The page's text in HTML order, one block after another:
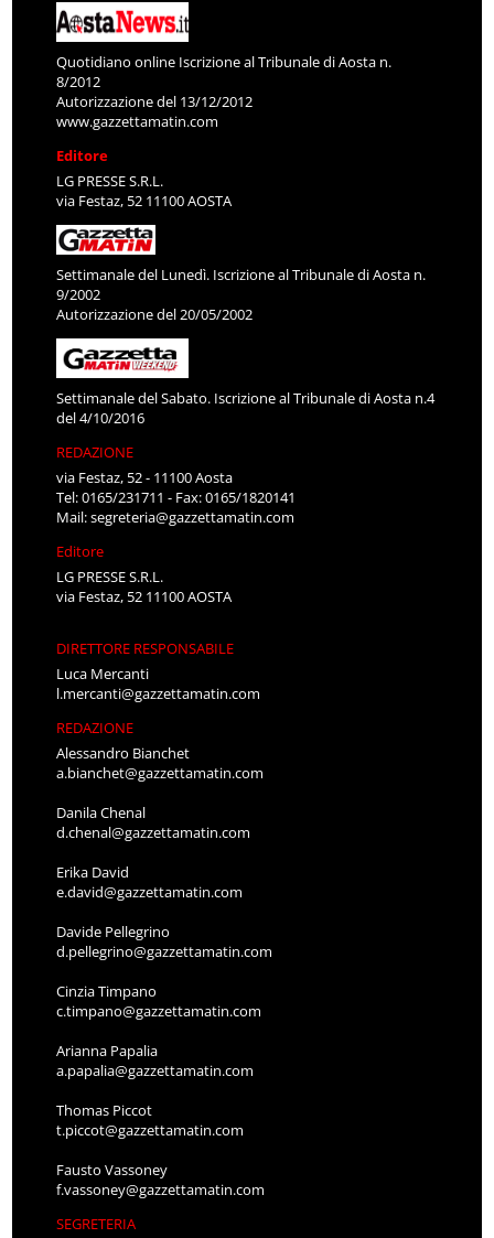
Quotidiano online Iscrizione al Tribunale di Aosta n.
8/2012
Autorizzazione del 13/12/2012
www.gazzettamatin.com
Editore
LG PRESSE S.R.L.
via Festaz, 52 11100 AOSTA
Settimanale del Lunedì. Iscrizione al Tribunale di Aosta n.
9/2002
Autorizzazione del 20/05/2002
Settimanale del Sabato. Iscrizione al Tribunale di Aosta n.4
del 4/10/2016
REDAZIONE
via Festaz, 52 - 11100 Aosta
Tel: 0165/231711 - Fax: 0165/1820141
Mail:segreteria@gazzettamatin.com
Editore
LG PRESSE S.R.L.
via Festaz, 52 11100 AOSTA
DIRETTORE RESPONSABILE
Luca Mercanti
l.mercanti@gazzettamatin.com
REDAZIONE
Alessandro Bianchet
a.bianchet@gazzettamatin.com
Danila Chenal
d.chenal@gazzettamatin.com
Erika David
e.david@gazzettamatin.com
Davide Pellegrino
d.pellegrino@gazzettamatin.com
Cinzia Timpano
c.timpano@gazzettamatin.com
Arianna Papalia
a.papalia@gazzettamatin.com
Thomas Piccot
t.piccot@gazzettamatin.com
Fausto Vassoney
f.vassoney@gazzettamatin.com
SEGRETERIA